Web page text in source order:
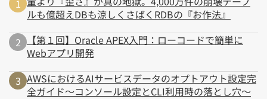
ルも億超えDBも涼しくさばくRDBの『お作法』
【第１回】Oracle APEX入門：ローコードで簡単に
Webアプリ開発
AWSにおけるAIサービスデータのオプトアウト設定完
全ガイド～コンソール設定とCLI利用時の落とし穴～